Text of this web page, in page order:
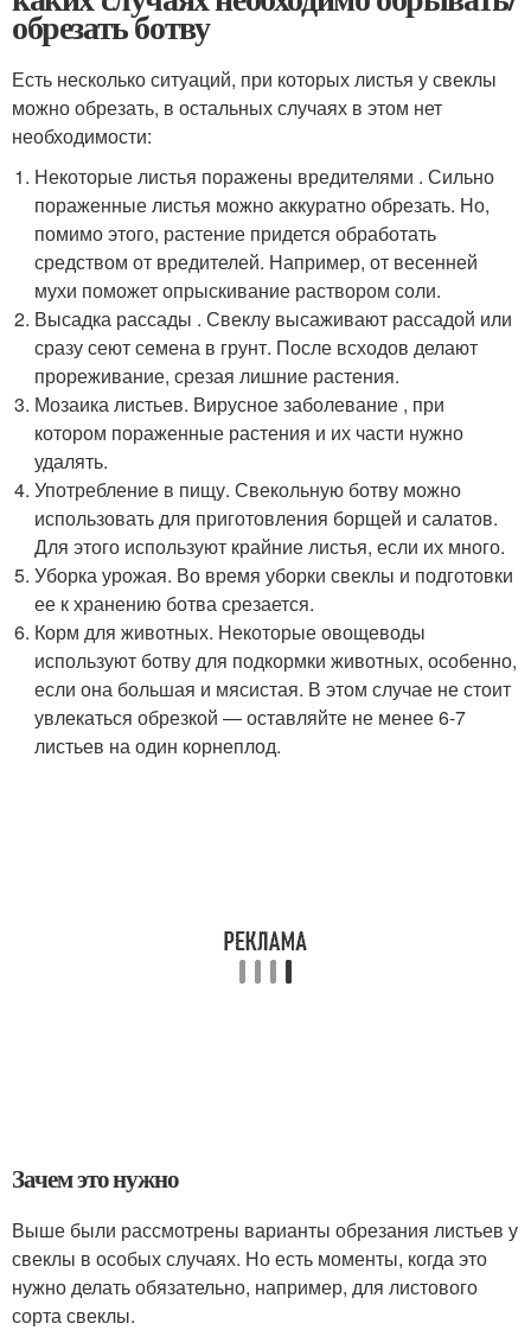
обрезать ботву
Есть несколько ситуаций, при которых листья у свеклы
можно обрезать, в остальных случаях в этом нет
необходимости:
Некоторые листья поражены вредителями . Сильно
пораженные листья можно аккуратно обрезать. Но,
помимо этого, растение придется обработать
средством от вредителей. Например, от весенней
мухи поможет опрыскивание раствором соли.
Высадка рассады . Свеклу высаживают рассадой или
сразу сеют семена в грунт. После всходов делают
прореживание, срезая лишние растения.
Мозаика листьев. Вирусное заболевание , при
котором пораженные растения и их части нужно
удалять.
Употребление в пищу. Свекольную ботву можно
использовать для приготовления борщей и салатов.
Для этого используют крайние листья, если их много.
Уборка урожая. Во время уборки свеклы и подготовки
ее к хранению ботва срезается.
Корм для животных. Некоторые овощеводы
используют ботву для подкормки животных, особенно,
если она большая и мясистая. В этом случае не стоит
увлекаться обрезкой — оставляйте не менее 6-7
листьев на один корнеплод.
Зачем это нужно
Выше были рассмотрены варианты обрезания листьев у
свеклы в особых случаях. Но есть моменты, когда это
нужно делать обязательно, например, для листового
сорта свеклы.